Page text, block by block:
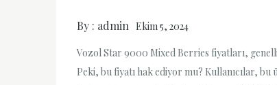
By : admin Ekim 5, 2024
Vozol Star 9000 Mixed Berries fiyatları,
Peki, bu fiyatı hak ediyor mu? Kullanıcılar,